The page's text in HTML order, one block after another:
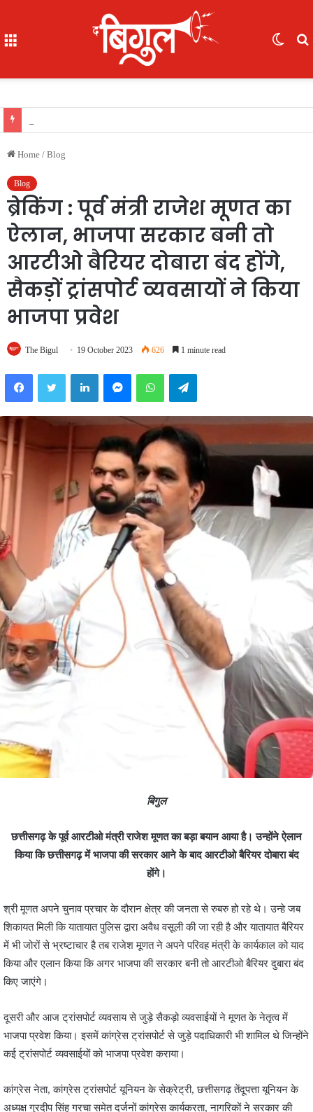
Home / Blog
Blog
ब्रेकिंग : पूर्व मंत्री राजेश मूणत का
ऐलान, भाजपा सरकार बनी तो
आरटीओ बैरियर दोबारा बंद होंगे,
सैकड़ों ट्रांसपोर्ट व्यवसायों ने किया
भाजपा प्रवेश
The Bigul 19 October 2023 626 1 minute read
FacebookTwitter LinkedInMessengerWhatsAppTelegram
बिगुल
छत्तीसगढ़ के पूर्व आरटीओ मंत्री राजेश मूणत का बड़ा बयान आया है। उन्होंने ऐलान
किया कि छत्तीसगढ़ में भाजपा की सरकार आने के बाद आरटीओ बैरियर दोबारा बंद
होंगे।
श्री मूणत अपने चुनाव प्रचार के दौरान क्षेत्र की जनता से रुबरु हो रहे थे। उन्हे जब
शिकायत मिली कि यातायात पुलिस द्वारा अवैध वसूली की जा रही है और यातायात बैरियर
में भी जोरों से भ्रष्टाचार है तब राजेश मूणत ने अपने परिवह मंत्री के कार्यकाल को याद
किया और एलान किया कि अगर भाजपा की सरकार बनी तो आरटीओ बैरियर दुबारा बंद
किए जाएंगे।
दूसरी और आज ट्रांसपोर्ट व्यवसाय से जुड़े सैकड़ो व्यवसाईयों ने मूणत के नेतृत्व में
भाजपा प्रवेश किया। इसमें कांग्रेस ट्रांसपोर्ट से जुड़े पदाधिकारी भी शामिल थे जिन्होंने
कई ट्रांसपोर्ट व्यवसाईयों को भाजपा प्रवेश कराया।
कांग्रेस नेता, कांग्रेस ट्रांसपोर्ट यूनियन के सेक्रेट्री, छत्तीसगढ़ तेंदूपत्ता यूनियन के
अध्यक्ष गुरदीप सिंह गरचा समेत दर्जनों कांग्रेस कार्यकरता, नागरिकों ने सरकार की